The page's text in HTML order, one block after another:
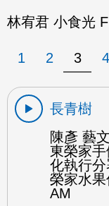
林宥君 小食光
1 2 3 4
長青樹
陳彥 藝
東榮家
化執行
榮家水
AM